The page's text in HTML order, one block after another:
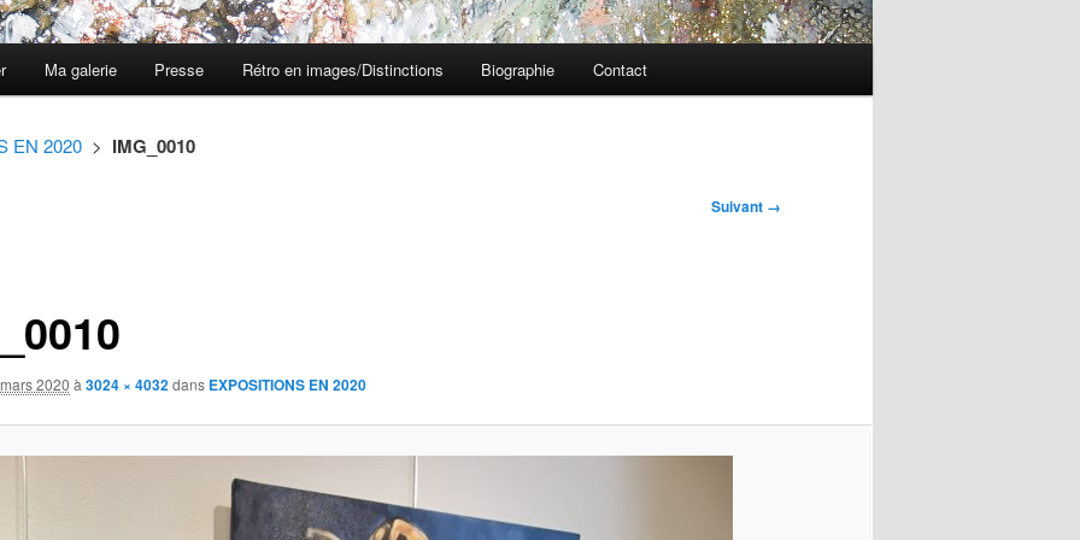
Ma galerie Presse Rétro en images/Distinctions Biographie Contact
EN 2020 > IMG_0010
Suivant →
2020 à 3024 × 4032dans EXPOSITIONS EN 2020